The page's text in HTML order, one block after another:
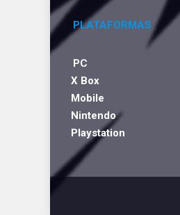
PLATAFORMAS
PC
X Box
Mobile
Nintendo
Playstation